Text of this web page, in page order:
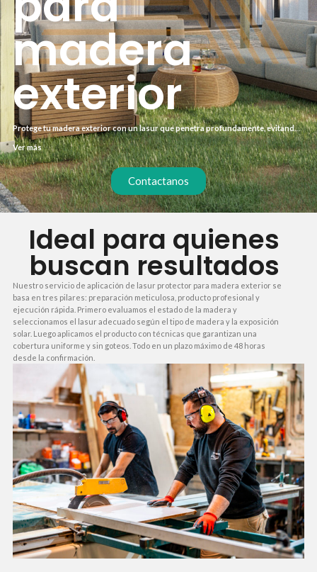
madera
exterior
Protege tu madera exterior con un lasur que penetra profundamente, evitando
grietas y decoloración. Ideal para pérgolas, terrazas y muebles de jardín
expuestos al sol y la lluvia. Consigue un acabado natural que realza la veta sin
formar película, manteniendo la madera transpirable y flexible.
Ver más
Contactanos
Ideal para quienes
buscan resultados
Nuestro servicio de aplicación de lasur protector para madera exterior se
basa en tres pilares: preparación meticulosa, producto profesional y
ejecución rápida. Primero evaluamos el estado de la madera y
seleccionamos el lasur adecuado según el tipo de madera y la exposición
solar. Luego aplicamos el producto con técnicas que garantizan una
cobertura uniforme y sin goteos. Todo en un plazo máximo de 48 horas
desde la confirmación.